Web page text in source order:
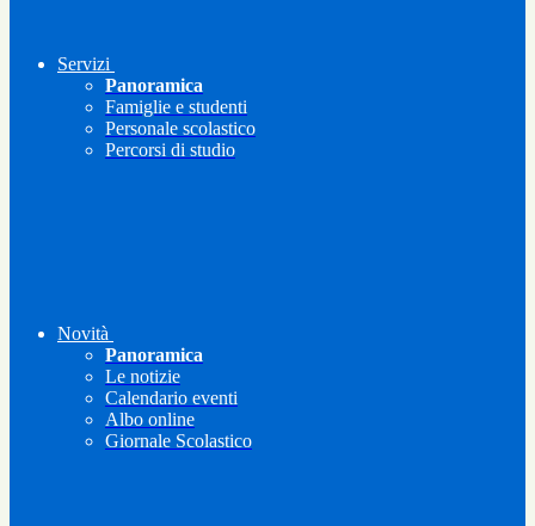
Servizi
Panoramica
Famiglie e studenti
Personale scolastico
Percorsi di studio
Novità
Panoramica
Le notizie
Calendario eventi
Albo online
Giornale Scolastico